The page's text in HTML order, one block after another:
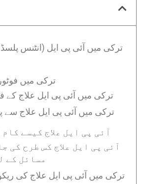
ترکی میں آئی پی ایل (انٹنس پلسڈ
ترکی میں
ترکی میں آئی پی ایل علاج کے
ترکی میں آئی پی ایل علاج سے
آئی پی ایل علاج کیسے
آئی پی ایل علاج کس طرح کی
مسائل کے
ترکی میں آئی پی ایل علاج کی